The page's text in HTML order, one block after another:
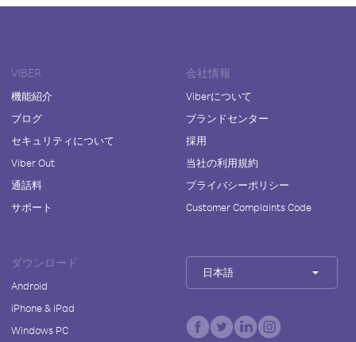
VIBER
機能紹介
ブログ
セキュリティについて
Viber Out
通話料
サポート
会社情報
Viberについて
ブランドセンター
採用
当社の利用規約
プライバシーポリシー
Customer Complaints Code
ダウンロード
Android
iPhone & iPad
Windows PC
日本語